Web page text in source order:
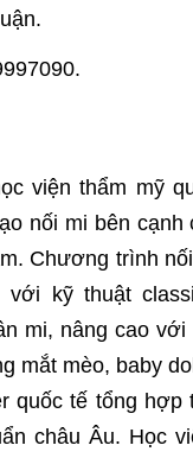
viện thẩm mỹ
nối mi bên cạnh
Chương trình
kỹ thuật
mi, nâng cao
mắt mèo, baby
quốc tế tổng hợp
châu Âu. Học